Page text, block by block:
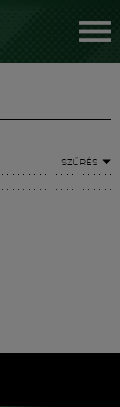
SZŰRÉS